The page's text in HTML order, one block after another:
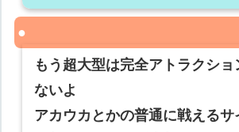
もう超大型は完全アトラクシ
ないよ
アカウカとかの普通に戦えるサ